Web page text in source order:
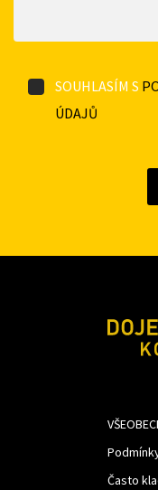
SOUHLASÍM S
ÚDAJŮ
Často